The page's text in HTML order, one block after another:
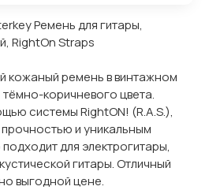
Ремень для гитары,
RightOn Straps
кожаный ремень в винтажном
коричневого цвета.
системы RightON! (R.A.S.),
и уникальным
для электрогитары,
гитары. Отличный
выгодной цене.